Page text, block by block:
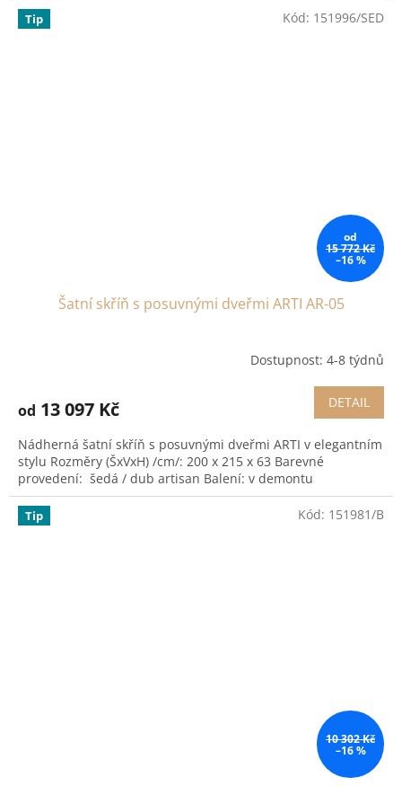
Tip
od
15 772 Kč
–16 %
Šatní skříň s posuvnými dveřmi ARTI AR-05
Dostupnost: 4-8 týdnů
od 13 097 Kč DETAIL
Nádherná šatní skříň s posuvnými dveřmi ARTI v elegantním
stylu Rozměry (ŠxVxH) /cm/: 200 x 215 x 63 Barevné
provedení: šedá / dub artisan Balení: v demontu
Kód: 151996/SED
Tip
10 302 Kč
–16 %
Kód: 151981/B